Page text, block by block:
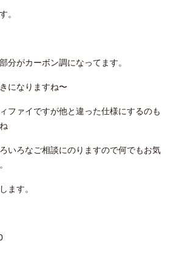
。
分がカーボン調になってます。
になりますね〜
ファイですが他と違った仕様にするのも
いろなご相談にのりますので何でもお気
ます。